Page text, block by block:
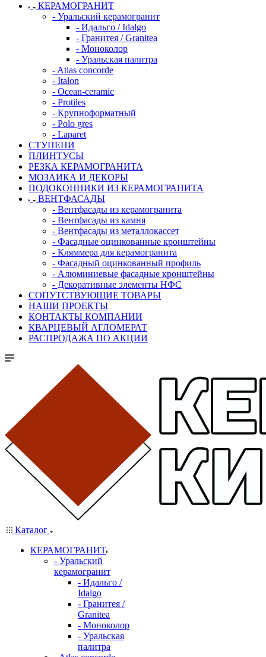
КЕРАМОГРАНИТ
- Уральский керамогранит
- Идальго / Idalgo
- Гранитея / Granitea
- Моноколор
- Уральская палитра
- Atlas concorde
- Italon
- Ocean-ceramic
- Protiles
- Крупноформатный
- Polo gres
- Laparet
СТУПЕНИ
ПЛИНТУСЫ
РЕЗКА КЕРАМОГРАНИТА
МОЗАИКА И ДЕКОРЫ
ПОДОКОННИКИ ИЗ КЕРАМОГРАНИТА
ВЕНТФАСАДЫ
- Вентфасады из керамогранита
- Вентфасады из камня
- Вентфасады из металлокассет
- Фасадные оцинкованные кронштейны
- Кляммера для керамогранита
- Фасадный оцинкованный профиль
- Алюминиевые фасадные кронштейны
- Декоративные элементы НФС
СОПУТСТВУЮЩИЕ ТОВАРЫ
НАШИ ПРОЕКТЫ
КОНТАКТЫ КОМПАНИИ
КВАРЦЕВЫЙ АГЛОМЕРАТ
РАСПРОДАЖА ПО АКЦИИ
Каталог
КЕРАМОГРАНИТ
- Уральский
керамогранит
- Идальго /
Idalgo
- Гранитея /
Granitea
- Моноколор
- Уральская
палитра